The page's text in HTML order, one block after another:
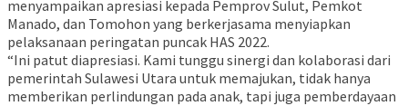
menyampaikan apresiasi kepada Pemprov Sulut, Pemkot
Manado, dan Tomohon yang berkerjasama menyiapkan
pelaksanaan peringatan puncak HAS 2022.
“Ini patut diapresiasi. Kami tunggu sinergi dan kolaborasi dari
pemerintah Sulawesi Utara untuk memajukan, tidak hanya
memberikan perlindungan pada anak, tapi juga pemberdayaan